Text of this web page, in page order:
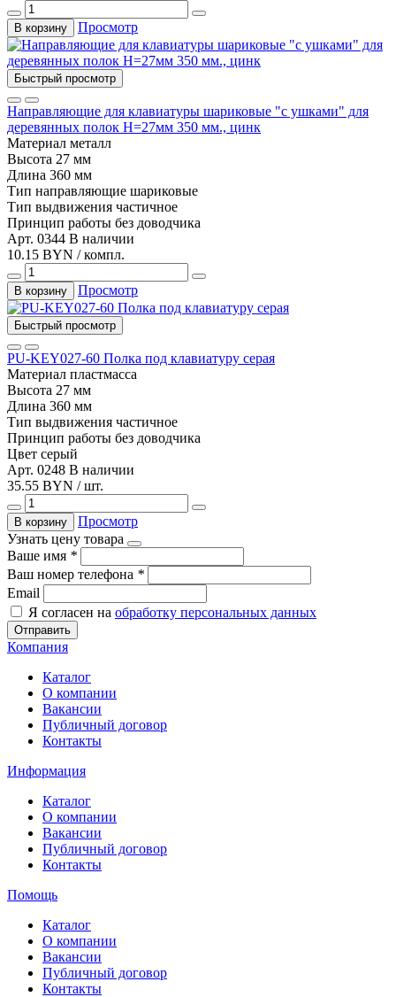
В корзину Просмотр
Быстрый просмотр
Направляющие для клавиатуры шариковые "с ушками" для
деревянных полок H=27мм 350 мм., цинк
Материал металл
Высота 27 мм
Длина 360 мм
Тип направляющие шариковые
Тип выдвижения частичное
Принцип работы без доводчика
Арт. 0344 В наличии
10.15 BYN / компл.
В корзину Просмотр
Быстрый просмотр
PU-KEY027-60 Полка под клавиатуру серая
Материал пластмасса
Высота 27 мм
Длина 360 мм
Тип выдвижения частичное
Принцип работы без доводчика
Цвет серый
Арт. 0248 В наличии
35.55 BYN / шт.
В корзину
Просмотр
Узнать цену товара
Ваше имя *
Ваш номер телефона *
Email
Я согласен на обработку персональных данных
Отправить
Компания
Каталог
О компании
Вакансии
Публичный договор
Контакты
Информация
Каталог
О компании
Вакансии
Публичный договор
Контакты
Помощь
Каталог
О компании
Вакансии
Публичный договор
Контакты